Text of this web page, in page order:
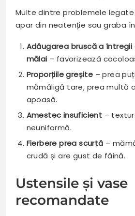
Multe dintre problemele
apar din neatenție sau graba
Adăugarea bruscă a
mălai – favorizează
Proporțiile greșite – prea
mămăligă tare, prea multă
apoasă.
Amestec insuficient –
neuniformă.
Fierbere prea scurtă –
crudă și are gust de făină.
Ustensile și vase
recomandate